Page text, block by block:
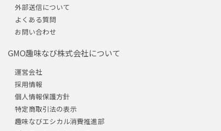
外部送信について
よくある質問
お問い合わせ
GMO趣味なび株式会社について
運営会社
採用情報
個人情報保護方針
特定商取引法の表示
趣味なびエシカル消費推進部